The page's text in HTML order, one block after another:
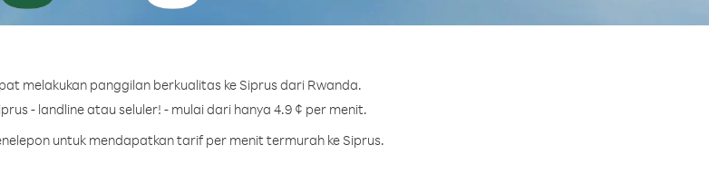
melakukan panggilan berkualitas ke Siprus dari Rwanda.
- landline atau seluler! - mulai dari hanya 4.9 ¢ per menit.
untuk mendapatkan tarif per menit termurah ke Siprus.